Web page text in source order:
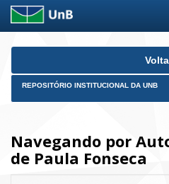
Skip
REPOSITÓRIO INSTITUCIONAL DA UNB
Navegando por
de Paula Fonseca